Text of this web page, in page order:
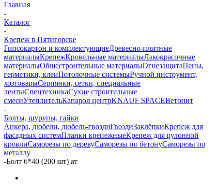
Главная
-
Каталог
-
Крепеж в Пятигорске
Гипсокартон и комплектующиеДревесно-плитные
материалыКрепежКровельные материалыЛакокрасочные
материалыОбщестроительные материалыОгнезащитаПены,
герметики, клеиПотолочные системыРучной инструмент,
хозтоварыСерпянки, сетки, специальные
лентыСпецтехникаСухие строительные
смесиУтеплительКапарол центрKNAUF SPACEВетонит
-
Болты, шурупы, гайки
Анкера, дюбели, дюбель-гвоздиГвоздиЗаклёпкиКрепеж для
фасадных системПланки крепежныеКрепеж для рулонной
кровлиСаморезы по деревуСаморезы по бетонуСаморезы по
металлу
-Болт 6*40 (200 шт) ат